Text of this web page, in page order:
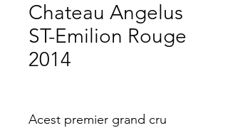
Chateau Angelus
ST-Emilion Rouge
2014
Acest premier grand cru